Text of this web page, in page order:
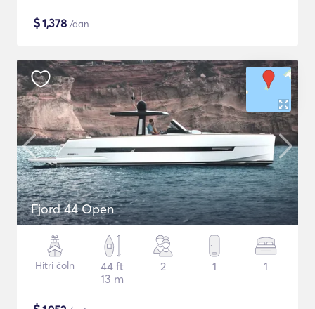
$1,378 /dan
Fjord 44 Open
Hitri čoln
44 ft
13 m
2 1 1